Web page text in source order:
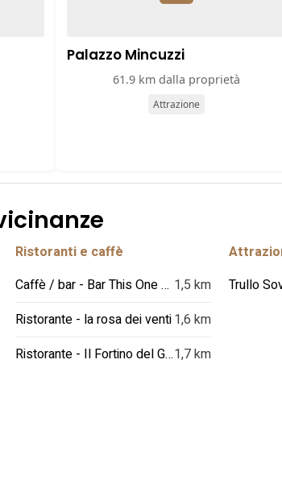
Palazzo Mincuzzi
61.9 km dalla proprietà
Attrazione
Ristoranti e caffè
Caffè / bar - Bar This One Cafè a Cisternino 1,5 km
Ristorante - la rosa dei venti1,6 km
Ristorante - Il Fortino del Gusto1,7 km
Trullo